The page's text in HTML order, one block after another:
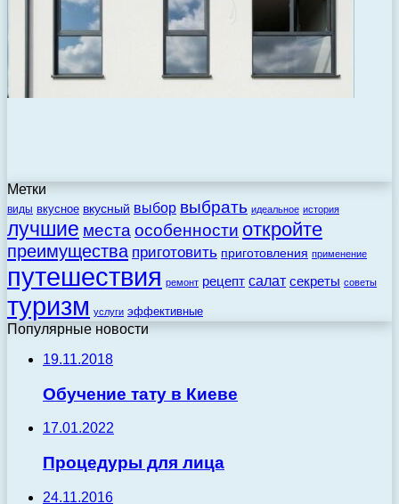
Метки
виды вкусное вкусный выбор выбрать идеальное история
лучшие места особенности откройте
преимущества приготовить приготовления применение
путешествия ремонт рецепт салат секреты советы
туризм услуги эффективные
Популярные новости
19.11.2018
Обучение тату в Киеве
17.01.2022
Процедуры для лица
24.11.2016